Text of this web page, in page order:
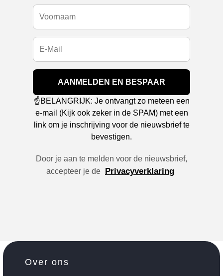
AANMELDEN EN BESPAAR
☝️BELANGRIJK: Je ontvangt zo meteen een
e-mail (Kijk ook zeker in de SPAM) met een
link om je inschrijving voor de nieuwsbrief te
bevestigen.
Door je aan te melden voor de nieuwsbrief,
accepteer je de Privacyverklaring
Over ons